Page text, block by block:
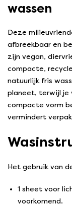
wassen
Deze
afbreekbaar en
zijn vegan,
compacte,
natuurlijk fris
planeet, terwijl je
compacte vorm
vermindert
Het gebruik van
1 sheet voor
voorkomend.